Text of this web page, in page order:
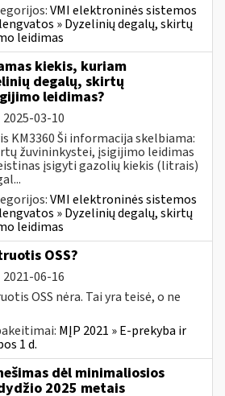
VMI elektroninės sistemos
» Dyzelinių degalų, skirtų
leidimas
kiekis, kuriam
degalų, skirtų
leidimas?
2025-03-10
KM3360 Ši informacija skelbiama:
žuvininkystei, įsigijimo leidimas
įsigyti gazolių kiekis (litrais)
VMI elektroninės sistemos
» Dyzelinių degalų, skirtų
leidimas
OSS?
2021-06-16
OSS nėra. Tai yra teisė, o ne
MĮP 2021 » E-prekyba ir
1 d.
dėl minimaliosios
2025 metais